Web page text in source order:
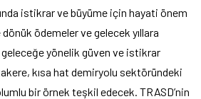
istikrar ve büyüme için hayati önem
ödemeler ve gelecek yıllara
geleceğe yönelik güven ve istikrar
kısa hat demiryolu sektöründeki
bir örnek teşkil edecek. TRASD’nin